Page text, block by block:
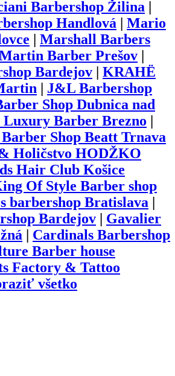
Barbershop Žilina
Handlová
Mario
Marshall Barbers
Barber Prešov
Bardejov
KRAHË
J&L Barbershop
Shop Dubnica nad
Luxury Barber Brezno
Shop Beatt Trnava
Holičstvo HODŽKO
Hair Club Košice
Of Style Barber shop
barbershop Bratislava
Bardejov
Gavalier
Cardinals Barbershop
Barber house
Factory & Tattoo
všetko